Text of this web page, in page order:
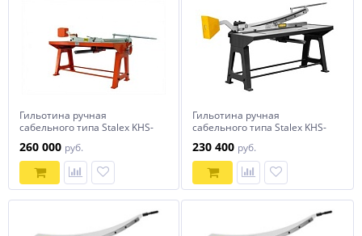
Гильотина ручная
сабельного типа Stalex KHS-
260 000 руб.
Гильотина ручная
сабельного типа Stalex KHS-
230 400 руб.